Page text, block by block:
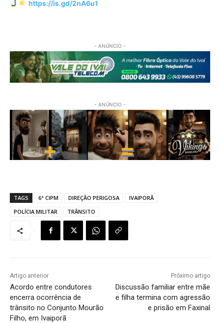
https://is.gd/2nA6u1
- ANÚNCIO -
- ANÚNCIO -
TAGS 6ª CIPM DIREÇÃO PERIGOSA
IVAIPORÃ
POLÍCIA MILITAR
TRÂNSITO
Artigo anterior
Acordo entre condutores
encerra ocorrência de
trânsito no Conjunto Mourão
Filho, em Ivaiporã
Próximo artigo
Discussão familiar entre mãe
e filha termina com agressão
e prisão em Faxinal